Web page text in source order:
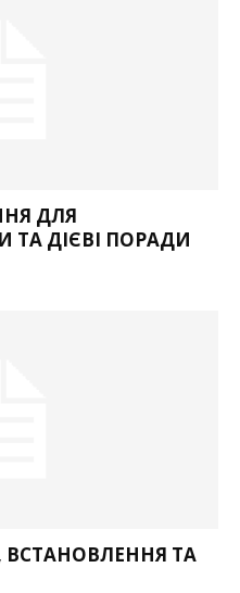
ДЛЯ
ТА ДІЄВІ ПОРАДИ
ВСТАНОВЛЕННЯ ТА